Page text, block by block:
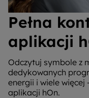
Pełna
aplikacji
Odczytuj symbole z
dedykowanych
energii i wiele więcej
aplikacji hOn.